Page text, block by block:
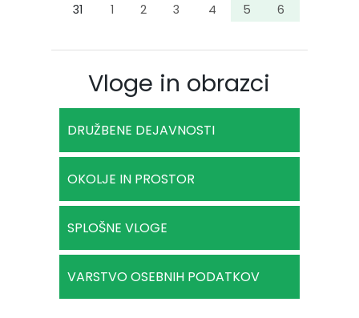
31
1 2 3 4 5 6
Vloge in obrazci
DRUŽBENE DEJAVNOSTI
OKOLJE IN PROSTOR
SPLOŠNE VLOGE
VARSTVO OSEBNIH PODATKOV